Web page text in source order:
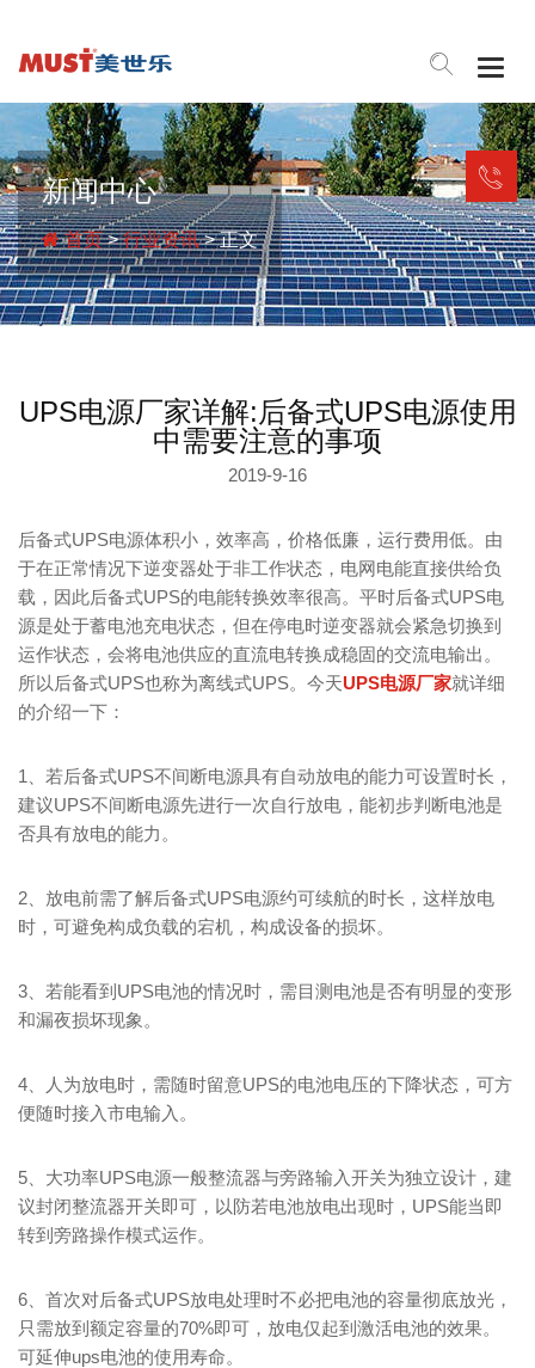
新闻中心
首页>行业资讯> 正文
UPS电源厂家详解:后备式UPS电源使用
中需要注意的事项
2019-9-16
后备式UPS电源体积小，效率高，价格低廉，运行费用低。由
于在正常情况下逆变器处于非工作状态，电网电能直接供给负
载，因此后备式UPS的电能转换效率很高。平时后备式UPS电
源是处于蓄电池充电状态，但在停电时逆变器就会紧急切换到
运作状态，会将电池供应的直流电转换成稳固的交流电输出。
所以后备式UPS也称为离线式UPS。今天UPS电源厂家就详细
的介绍一下：
1、若后备式UPS不间断电源具有自动放电的能力可设置时长，
建议UPS不间断电源先进行一次自行放电，能初步判断电池是
否具有放电的能力。
2、放电前需了解后备式UPS电源约可续航的时长，这样放电
时，可避免构成负载的宕机，构成设备的损坏。
3、若能看到UPS电池的情况时，需目测电池是否有明显的变形
和漏夜损坏现象。
4、人为放电时，需随时留意UPS的电池电压的下降状态，可方
便随时接入市电输入。
5、大功率UPS电源一般整流器与旁路输入开关为独立设计，建
议封闭整流器开关即可，以防若电池放电出现时，UPS能当即
转到旁路操作模式运作。
6、首次对后备式UPS放电处理时不必把电池的容量彻底放光，
只需放到额定容量的70%即可，放电仅起到激活电池的效果。
可延伸ups电池的使用寿命。